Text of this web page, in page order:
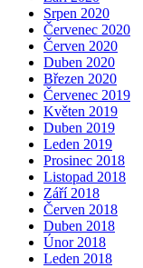
Srpen 2020
Červenec 2020
Červen 2020
Duben 2020
Březen 2020
Červenec 2019
Květen 2019
Duben 2019
Leden 2019
Prosinec 2018
Listopad 2018
Září 2018
Červen 2018
Duben 2018
Únor 2018
Leden 2018